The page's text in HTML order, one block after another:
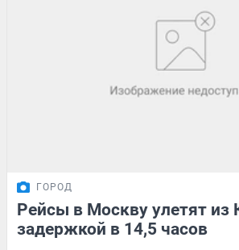
ГОРОД
Рейсы в Москву улетят из
задержкой в 14,5 часов